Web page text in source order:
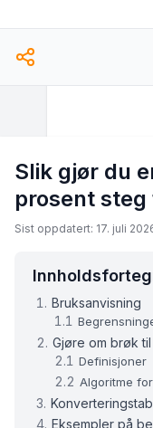
Slik gjør du
prosent steg
Sist oppdatert: 17. juli
Bruksanvisning
Gjøre om brøk
Definisjoner
Algoritme
Eksempler på